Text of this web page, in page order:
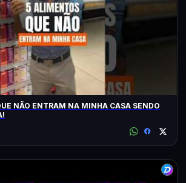
NÃO ENTRAM NA MINHA CASA SENDO